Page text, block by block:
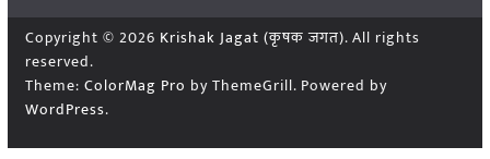
Copyright © 2026 Krishak Jagat (कृषक जगत). All rights
reserved.
Theme: ColorMag Pro by ThemeGrill. Powered by
WordPress.